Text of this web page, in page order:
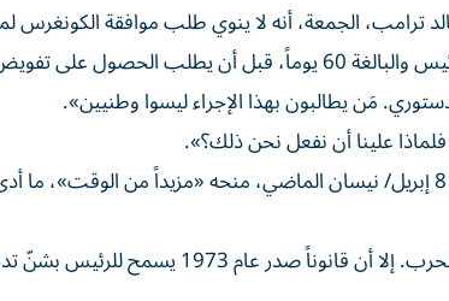
دونالد ترامب، الجمعة، أنه لا ينوي طلب موافقة
تفويض المشرّعين.
مَن يطالبون بهذا الإجراء ليسوا وطنيين».
علينا أن نفعل نحن ذلك؟».
واعتبر ترامب أن تطبيق وقف إطلاق النار الذي دخل حيز التنفيذ في 8 إبريل/ نيسان الماضي، منحه «مزيداً من
وبحسب الدستور الأمريكي، يملك الكونغرس وحده سلطة «إعلان» الحرب. إلا أن